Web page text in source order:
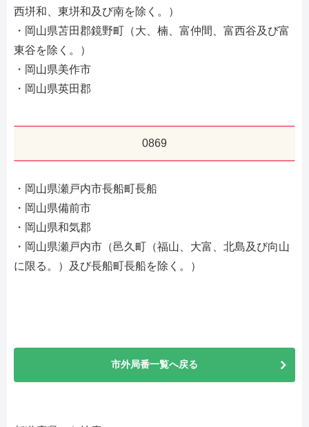
西垪和、東垪和及び南を除く。）
・岡山県苫田郡鏡野町（大、楠、富仲間、富西谷及び富
東谷を除く。）
・岡山県美作市
・岡山県英田郡
0869
・岡山県瀬戸内市長船町長船
・岡山県備前市
・岡山県和気郡
・岡山県瀬戸内市（邑久町（福山、大富、北島及び向山
に限る。）及び長船町長船を除く。）
市外局番一覧へ戻る